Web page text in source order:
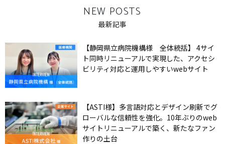
NEW POSTS
最新記事
【静岡県立病院機構様 全体統括】 4サイ
ト同時リニューアルで実現した、アクセシ
ビリティ対応と運用しやすいwebサイト
【ASTI様】多言語対応とデザイン刷新でグ
ローバルな信頼性を強化。10年ぶりのweb
サイトリニューアルで築く、新たなファン
作りの土台